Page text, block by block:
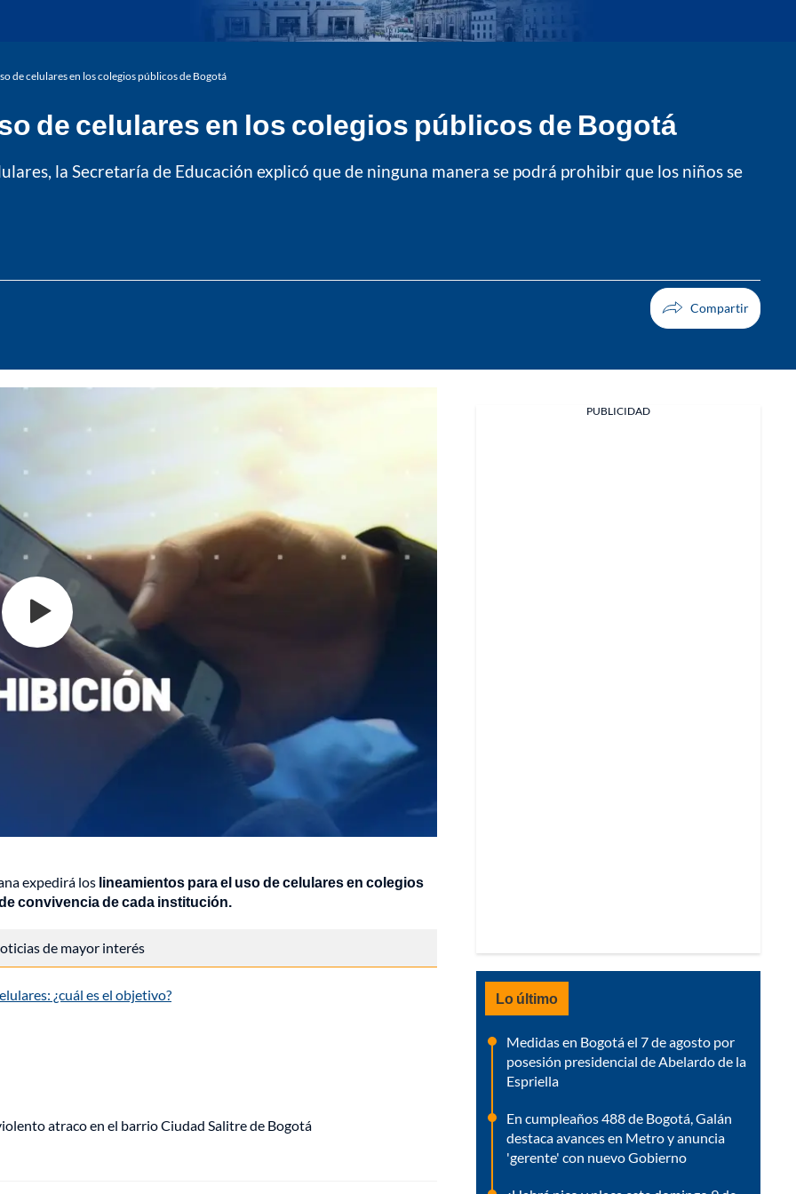
de celulares en los colegios públicos de Bogotá
de celulares en los colegios públicos de Bogotá
la Secretaría de Educación explicó que de ninguna manera se podrá prohibir que los niños se
expedirá los lineamientos para el uso de celulares en colegios
convivencia de cada institución.
de mayor interés
¿cuál es el objetivo?
atraco en el barrio Ciudad Salitre de Bogotá
PUBLICIDAD
Lo último
Medidas en Bogotá el 7 de agosto por
posesión presidencial de Abelardo de la
Espriella
En cumpleaños 488 de Bogotá, Galán
destaca avances en Metro y anuncia
'gerente' con nuevo Gobierno